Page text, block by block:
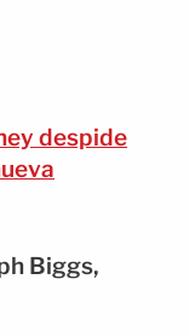
despide
Biggs,